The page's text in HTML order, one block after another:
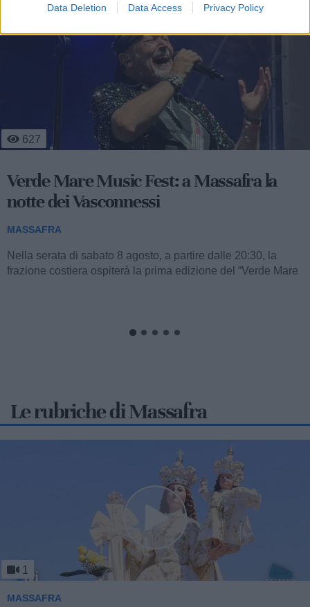
Data Deletion Data Access Privacy Policy
627
Verde Mare Music Fest: a Massafra la
notte dei Vasconnessi
MASSAFRA
Nella serata di sabato 8 agosto, a partire dalle 20:30, la
frazione costiera ospiterà la prima edizione del “Verde Mare
Le rubriche di Massafra
1
MASSAFRA